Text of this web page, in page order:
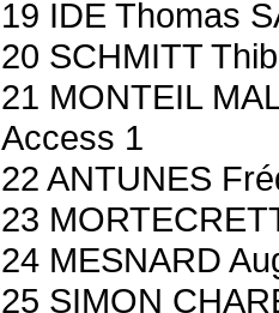
19 IDE Thomas
20 SCHMITT
21 MONTEIL
Access 1
22 ANTUNES
23
24 MESNARD
25 SIMON